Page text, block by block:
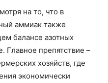
на то, что в
аммиак также
балансе азотных
Главное препятствие –
хозяйств, где
экономически